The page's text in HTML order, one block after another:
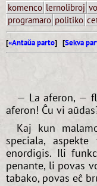
komenco lernolibroj
programaro politiko
[«Antaŭa parto] [Sekva
— La aferon, —
aferon! Ĉu vi
Kaj kun
speciala,
enordigis. Ili
penante, li povas
tabako, povas eĉ